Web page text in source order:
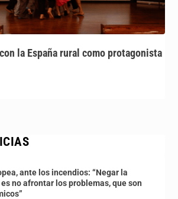
la España rural como protagonista
ante los incendios: “Negar la
no afrontar los problemas, que son